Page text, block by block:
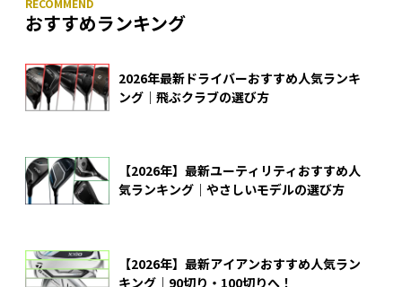
おすすめランキング
2026年最新ドライバーおすすめ人気ランキ
ング｜飛ぶクラブの選び方
【2026年】最新ユーティリティおすすめ人
気ランキング｜やさしいモデルの選び方
【2026年】最新アイアンおすすめ人気ラン
キング｜90切り・100切りへ！